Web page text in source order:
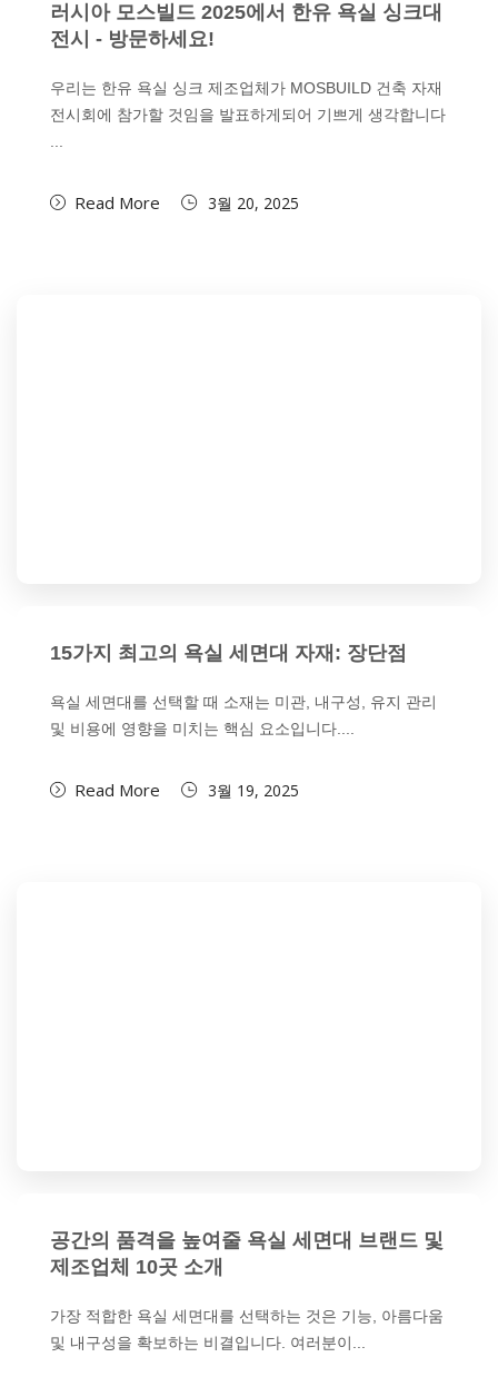
러시아 모스빌드 2025에서 한유 욕실 싱크대
전시 - 방문하세요!
우리는 한유 욕실 싱크 제조업체가 MOSBUILD 건축 자재
전시회에 참가할 것임을 발표하게되어 기쁘게 생각합니다
Read More 3월 20, 2025
15가지 최고의 욕실 세면대 자재: 장단점
욕실 세면대를 선택할 때 소재는 미관, 내구성, 유지 관리
및 비용에 영향을 미치는 핵심 요소입니다....
Read More 3월 19, 2025
공간의 품격을 높여줄 욕실 세면대 브랜드 및
제조업체 10곳 소개
가장 적합한 욕실 세면대를 선택하는 것은 기능, 아름다움
및 내구성을 확보하는 비결입니다. 여러분이...